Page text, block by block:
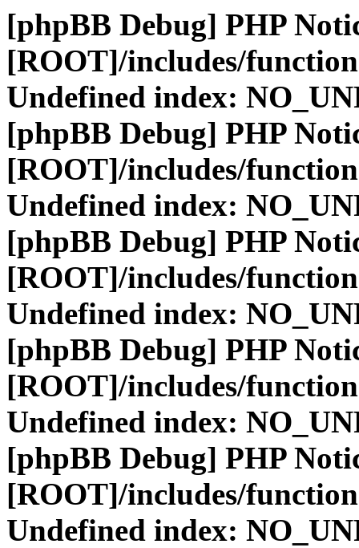
[phpBB Debug] PHP
[ROOT]/includes/
Undefined index:
[phpBB Debug] PHP
[ROOT]/includes/
Undefined index:
[phpBB Debug] PHP
[ROOT]/includes/
Undefined index:
[phpBB Debug] PHP
[ROOT]/includes/
Undefined index:
[phpBB Debug] PHP
[ROOT]/includes/
Undefined index: